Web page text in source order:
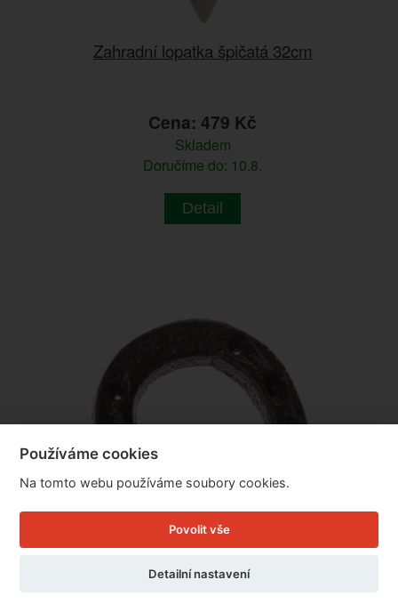
Zahradní lopatka špičatá 32cm
Cena: 479 Kč
Skladem
Doručíme do: 10.8.
Detail
Používáme cookies
Na tomto webu používáme soubory cookies.
Povolit vše
Detailní nastavení